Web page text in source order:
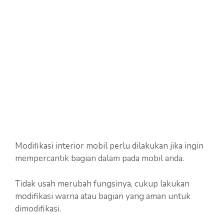
Modifikasi interior mobil perlu dilakukan jika ingin
mempercantik bagian dalam pada mobil anda.
Tidak usah merubah fungsinya, cukup lakukan
modifikasi warna atau bagian yang aman untuk
dimodifikasi.